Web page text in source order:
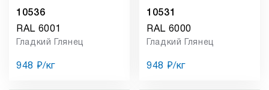
10536
RAL 6001
Гладкий Глянец
948 ₽/кг
10531
RAL 6000
Гладкий Глянец
948 ₽/кг